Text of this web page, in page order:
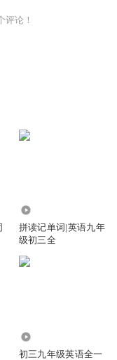
评论！
拼读记单词|英语九年
级初三全
初三九年级英语全一